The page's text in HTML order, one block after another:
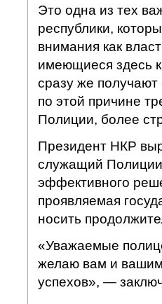
Это одна из тех
республики,
внимания как
имеющиеся здесь
сразу же
по этой причине
Полиции, более
Президент НКР
служащий Полиции
эффективного
проявляемая
носить
«Уважаемые
желаю вам и вашим
успехов», —